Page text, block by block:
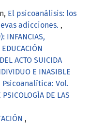
El psicoanálisis: los
adicciones. ,
INFANCIAS,
DEL ACTO SUICIDA
E INASIBLE
Psicoanalítica: Vol.
DE LAS
,